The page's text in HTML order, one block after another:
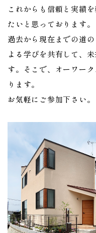
これからも信頼と実績
たいと思っております。
過去から現在までの道
よる学びを共有して、
す。そこで、オーワー
ります。
お気軽にご参加下さい。